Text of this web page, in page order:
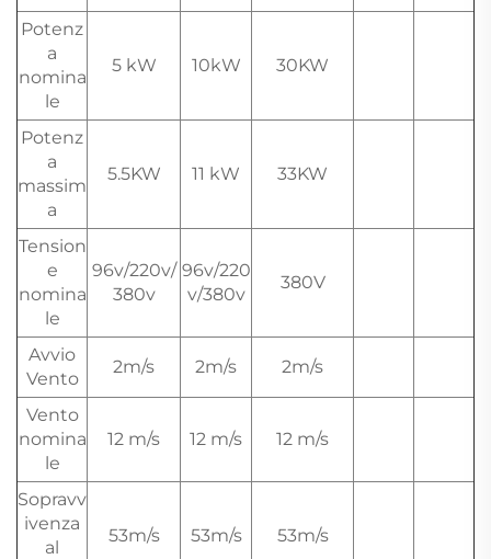
Potenz
a
nomina
le
5 kW 10kW 30KW
Potenz
a
massim
a
5.5KW 11 kW 33KW
Tension
e
nomina
le
96v/220v/
380v
96v/220
v/380v
380V
Avvio
Vento
2m/s 2m/s 2m/s
Vento
nomina
le
12 m/s 12 m/s 12 m/s
Sopravv
ivenza
al
53m/s 53m/s 53m/s